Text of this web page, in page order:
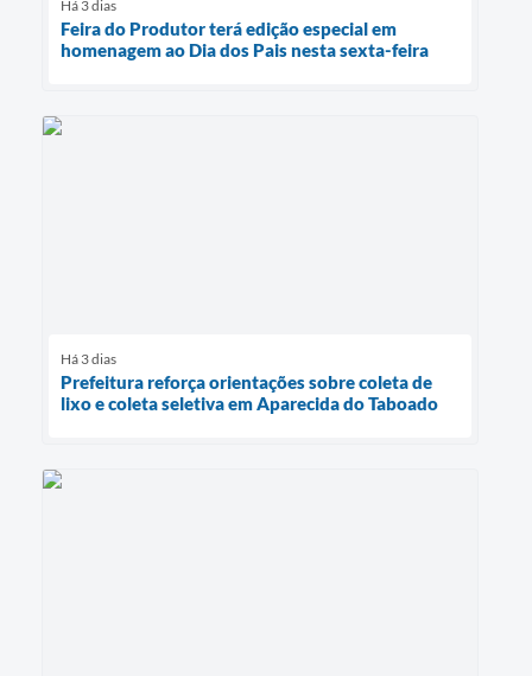
Há 3 dias
Feira do Produtor terá edição especial em
homenagem ao Dia dos Pais nesta sexta-feira
Há 3 dias
Prefeitura reforça orientações sobre coleta de
lixo e coleta seletiva em Aparecida do Taboado